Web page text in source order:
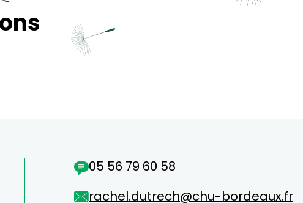
05 56 79 60 58
rachel.dutrech@chu-bordeaux.fr